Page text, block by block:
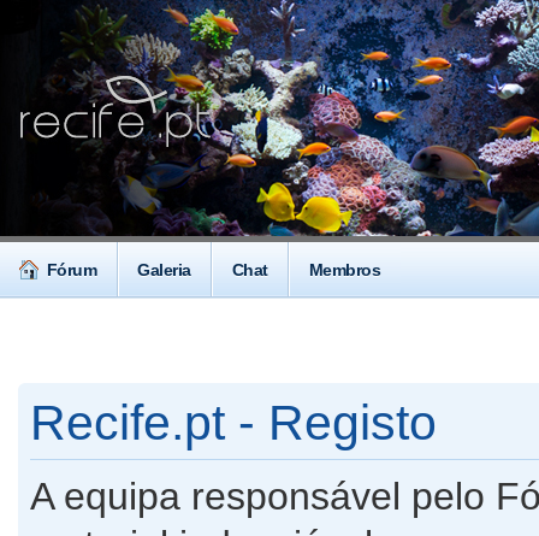
Fórum Galeria Chat Membros
Recife.pt - Registo
A equipa responsável pelo